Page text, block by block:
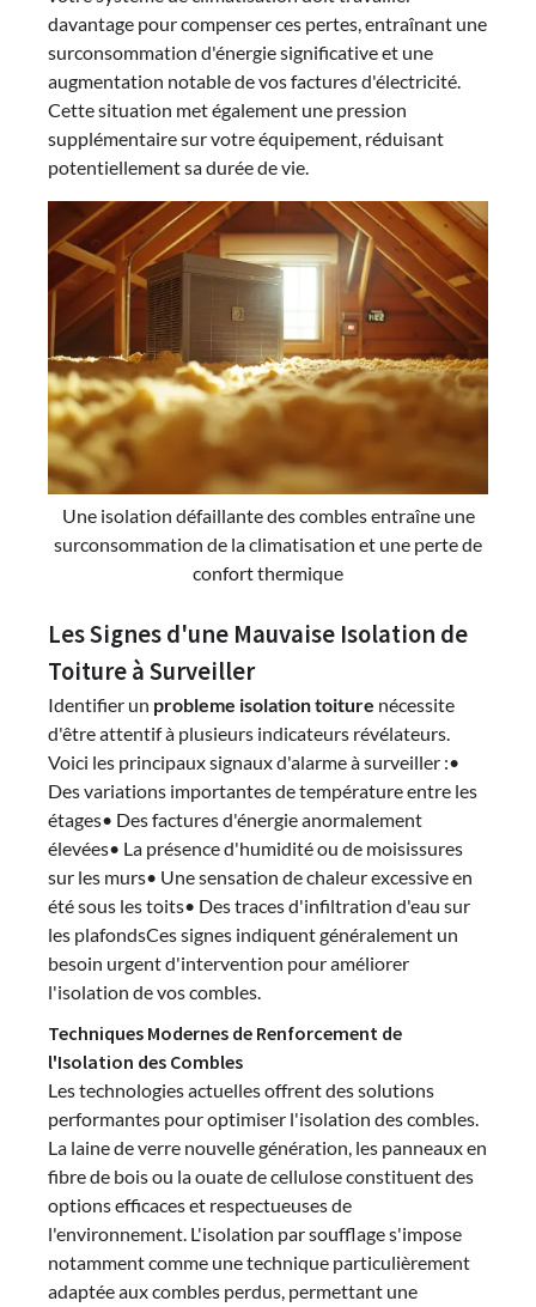
davantage pour compenser ces pertes, entraînant une
surconsommation d'énergie significative et une
augmentation notable de vos factures d'électricité.
Cette situation met également une pression
supplémentaire sur votre équipement, réduisant
potentiellement sa durée de vie.
Une isolation défaillante des combles entraîne une
surconsommation de la climatisation et une perte de
confort thermique
Les Signes d'une Mauvaise Isolation de
Toiture à Surveiller
Identifier un probleme isolation toiture nécessite
d'être attentif à plusieurs indicateurs révélateurs.
Voici les principaux signaux d'alarme à surveiller :•
Des variations importantes de température entre les
étages• Des factures d'énergie anormalement
élevées• La présence d'humidité ou de moisissures
sur les murs• Une sensation de chaleur excessive en
été sous les toits• Des traces d'infiltration d'eau sur
les plafondsCes signes indiquent généralement un
besoin urgent d'intervention pour améliorer
l'isolation de vos combles.
Techniques Modernes de Renforcement de
l'Isolation des Combles
Les technologies actuelles offrent des solutions
performantes pour optimiser l'isolation des combles.
La laine de verre nouvelle génération, les panneaux en
fibre de bois ou la ouate de cellulose constituent des
options efficaces et respectueuses de
l'environnement. L'isolation par soufflage s'impose
notamment comme une technique particulièrement
adaptée aux combles perdus, permettant une